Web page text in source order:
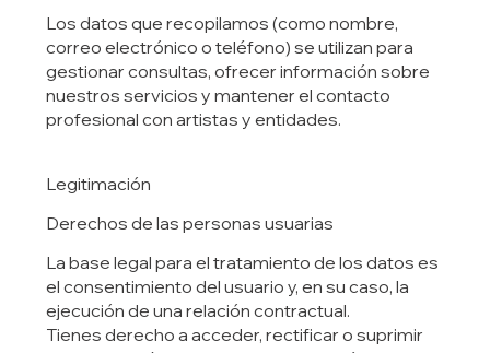
Los datos que recopilamos (como nombre,
correo electrónico o teléfono) se utilizan para
gestionar consultas, ofrecer información sobre
nuestros servicios y mantener el contacto
profesional con artistas y entidades.
Legitimación
La base legal para el tratamiento de los datos es
el consentimiento del usuario y, en su caso, la
ejecución de una relación contractual.
Derechos de las personas usuarias
Tienes derecho a acceder, rectificar o suprimir